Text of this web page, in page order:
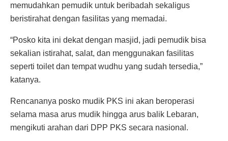
memudahkan pemudik untuk beribadah sekaligus
beristirahat dengan fasilitas yang memadai.
“Posko kita ini dekat dengan masjid, jadi pemudik bisa
sekalian istirahat, salat, dan menggunakan fasilitas
seperti toilet dan tempat wudhu yang sudah tersedia,”
katanya.
Rencananya posko mudik PKS ini akan beroperasi
selama masa arus mudik hingga arus balik Lebaran,
mengikuti arahan dari DPP PKS secara nasional.